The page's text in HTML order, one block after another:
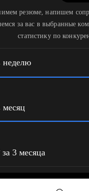
резюме, напишем
за вас в выбранные
статистику по
неделю
месяц
за 3 месяца